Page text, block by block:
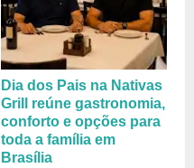
Dia dos Pais na Nativas
Grill reúne gastronomia,
conforto e opções para
toda a família em
Brasília